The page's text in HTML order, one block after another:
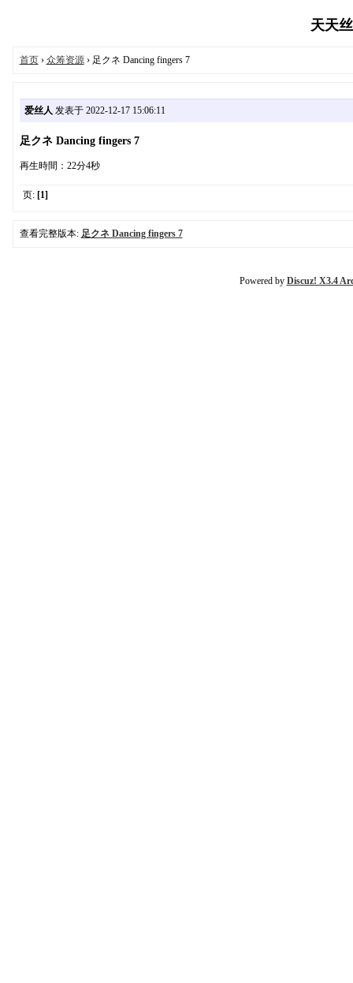
天天
首页› 众筹资源› 足クネ Dancing fingers 7
爱丝人 发表于 2022-12-17 15:06:11
足クネ Dancing fingers 7
再生時間：22分4秒
页: [1]
查看完整版本: 足クネ Dancing fingers 7
Powered by Discuz! X3.4